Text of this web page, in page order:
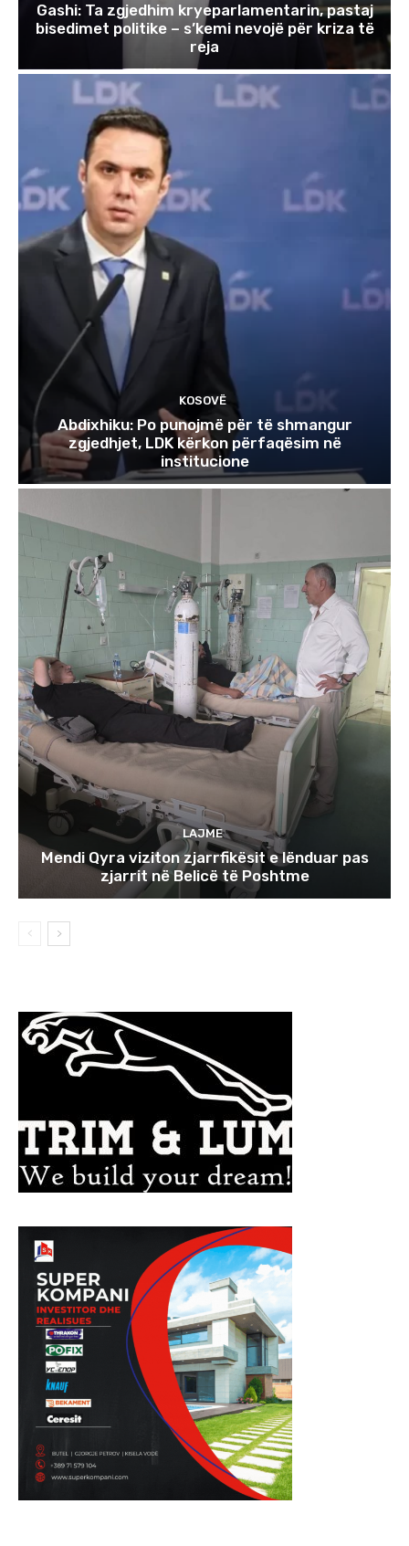
Gashi: Ta zgjedhim kryeparlamentarin, pastaj
bisedimet politike – s’kemi nevojë për kriza të
reja
KOSOVË
Abdixhiku: Po punojmë për të shmangur
zgjedhjet, LDK kërkon përfaqësim në
institucione
LAJME
Mendi Qyra viziton zjarrfikësit e lënduar pas
zjarrit në Belicë të Poshtme